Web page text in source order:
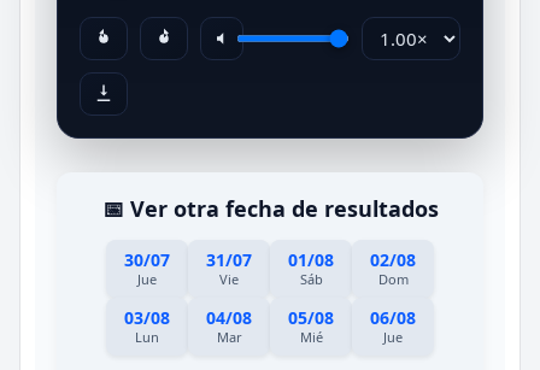
📅 Ver otra fecha de resultados
30/07
Jue
31/07
Vie
01/08
Sáb
02/08
Dom
03/08
Lun
04/08
Mar
05/08
Mié
06/08
Jue